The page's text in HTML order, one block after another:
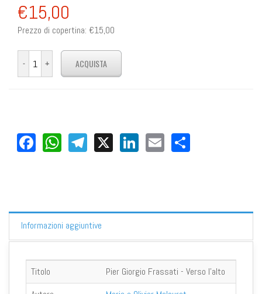
€15,00
Prezzo di copertina: €15,00
Facebook
WhatsApp
Telegram
X LinkedIn
Email
Informazioni aggiuntive
Titolo
Pier Giorgio Frassati - Verso l'alto